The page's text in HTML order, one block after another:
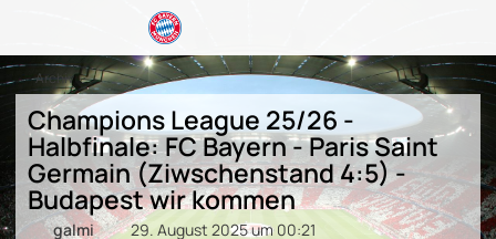
Archiv
Champions League 25/26 -
Halbfinale: FC Bayern - Paris Saint
Germain (Ziwschenstand 4:5) -
Budapest wir kommen
galmi 29. August 2025 um 00:21